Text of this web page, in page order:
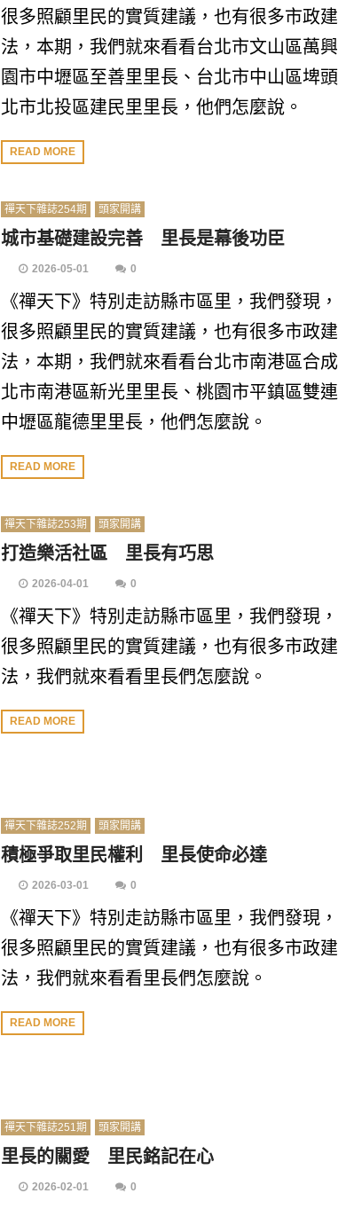
很多照顧里民的實質建議，也有很多市政
法，本期，我們就來看看台北市文山區萬
園市中壢區至善里里長、台北市中山區埤
北市北投區建民里里長，他們怎麼說。
READ MORE
禪天下雜誌254期 頭家開講
城市基礎建設完善 里長是幕後功臣
2026-05-01 0
《禪天下》特別走訪縣市區里，我們發現
很多照顧里民的實質建議，也有很多市政
法，本期，我們就來看看台北市南港區合
北市南港區新光里里長、桃園市平鎮區雙
中壢區龍德里里長，他們怎麼說。
READ MORE
禪天下雜誌253期 頭家開講
打造樂活社區 里長有巧思
2026-04-01 0
《禪天下》特別走訪縣市區里，我們發現
很多照顧里民的實質建議，也有很多市政
法，我們就來看看里長們怎麼說。
READ MORE
禪天下雜誌252期 頭家開講
積極爭取里民權利 里長使命必達
2026-03-01 0
《禪天下》特別走訪縣市區里，我們發現
很多照顧里民的實質建議，也有很多市政
法，我們就來看看里長們怎麼說。
READ MORE
禪天下雜誌251期 頭家開講
里長的關愛 里民銘記在心
2026-02-01 0